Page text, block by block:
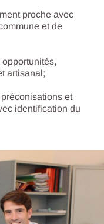
proche avec
et de
artisanal;
et
identification du